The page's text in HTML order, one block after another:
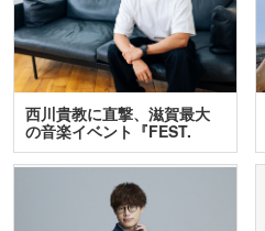
西川貴教に直撃、滋賀最大
の音楽イベント『FEST.
INA…